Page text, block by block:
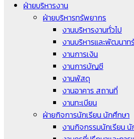
ฝ่ายบริหารงาน
ฝ่ายบริหารทรัพยากร
งานบริหารงานทั่วไป
งานบริหารและพัฒนา
งานการเงิน
งานการบัญชี
งานพัสดุ
งานอาคาร สถานที่
งานทะเบียน
ฝ่ายกิจการนักเรียน นักศึกษา
งานกิจกรรมนักเรียน